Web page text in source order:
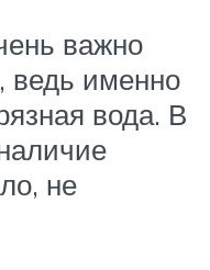
важно
ведь именно
вода. В
не